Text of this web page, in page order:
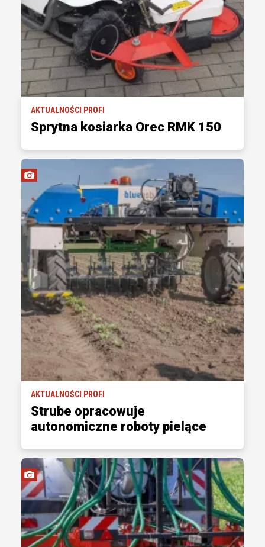
AKTUALNOŚCI PROFI
Sprytna kosiarka Orec RMK 150
AKTUALNOŚCI PROFI
Strube opracowuje
autonomiczne roboty pielące